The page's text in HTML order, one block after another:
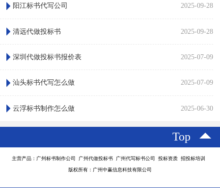
2025-09-28
阳江标书代写公司
2025-09-28
清远代做投标书
2025-07-09
深圳代做投标书报价表
2025-07-09
汕头标书代写怎么做
2025-06-30
云浮标书制作怎么做
Top
主营产品：广州标书制作公司 广州代做投标书 广州代写标书公司 投标资质 招投标培训
版权所有：广州中赢信息科技有限公司